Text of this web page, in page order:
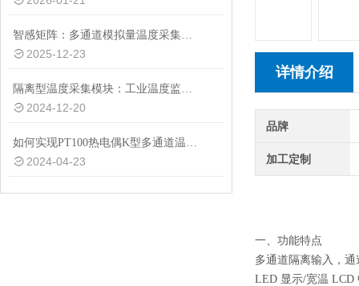
智感矩阵：多通道模拟量温度采集的协同感知技术
2025-12-23
隔离型温度采集模块：工业温度监控的守护者
2024-12-20
如何实现PT100热电偶K型多通道温度采集的高效稳定运行？
2024-04-23
详情介绍
品牌
加工定制
一、功能特点
多通道隔离输入，
LED 显示/宽温 LCD